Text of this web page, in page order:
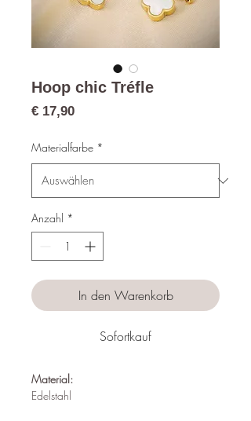
Hoop chic Tréfle
€ 17,90Preis
Materialfarbe *
Anzahl *
In den Warenkorb
Sofortkauf
Material:
Edelstahl